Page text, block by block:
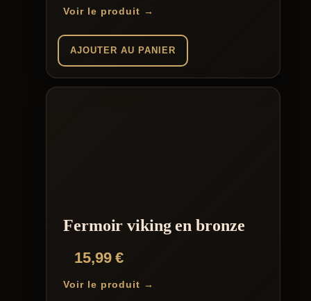
Voir le produit →
AJOUTER AU PANIER
Fermoir viking en bronze
15,99€
Voir le produit →